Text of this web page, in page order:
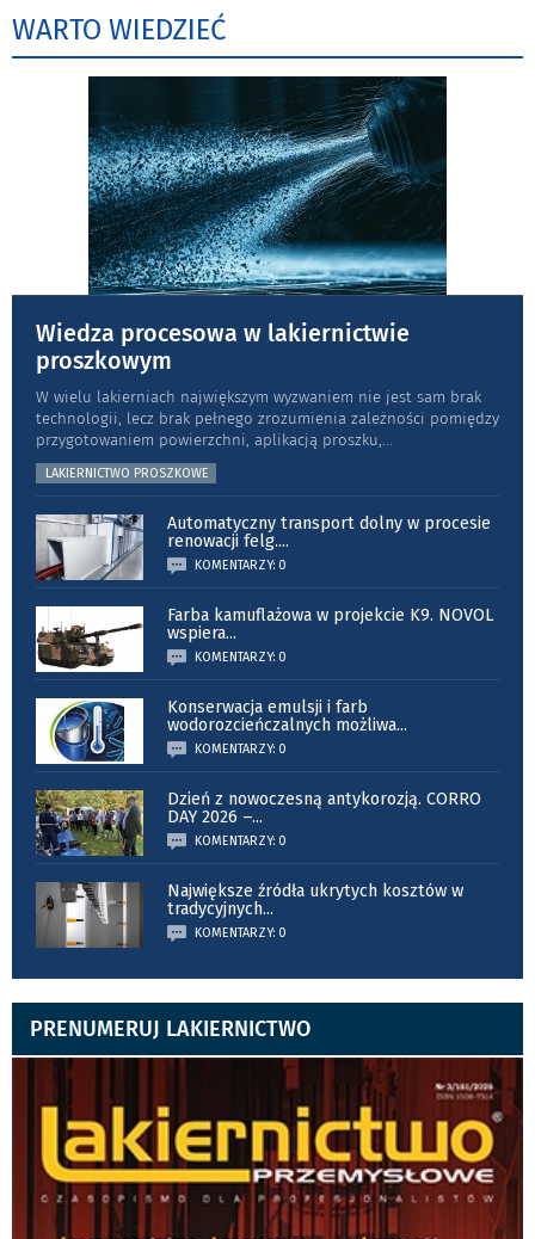
WARTO WIEDZIEĆ
Wiedza procesowa w lakiernictwie
proszkowym
W wielu lakierniach największym wyzwaniem nie jest sam brak
technologii, lecz brak pełnego zrozumienia zależności pomiędzy
przygotowaniem powierzchni, aplikacją proszku,...
LAKIERNICTWO PROSZKOWE
Automatyczny transport dolny w procesie
renowacji felg....
KOMENTARZY: 0
Farba kamuflażowa w projekcie K9. NOVOL
wspiera...
KOMENTARZY: 0
Konserwacja emulsji i farb
wodorozcieńczalnych możliwa...
KOMENTARZY: 0
Dzień z nowoczesną antykorozją. CORRO
DAY 2026 –...
KOMENTARZY: 0
Największe źródła ukrytych kosztów w
tradycyjnych...
KOMENTARZY: 0
PRENUMERUJ LAKIERNICTWO